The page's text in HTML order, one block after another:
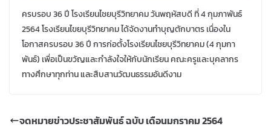
ครบรอบ 36 ปี โรงเรียนไชยบุรีวิทยาคม วันพฤหัสบดี ที่ 4 กุมภาพันธ์
2564 โรงเรียนไขยบุรีวิทยาคม ได้จัดงานทำบุญตักบาตร เนื่องใน
โอกาสครบรอบ 36 ปี การก่อตั้งโรงเรียนไชยบุรีวิทยาคม (4 กุมกา
พันธ์) เพื่อเป็นขวัญและกำลังใจให้กับนักเรียน คณะครูและบุคลากร
ทางศึกษาทุกท่าน และสืบสานวัฒนธรรมอันดีงาม
จดหมายข่าวประชาสัมพันธ์ ฉบับ เดือนมกราคม 2564